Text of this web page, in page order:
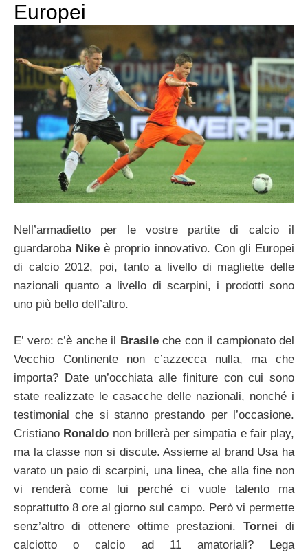
Europei
Nell’armadietto per le vostre partite di calcio il
guardaroba Nike è proprio innovativo. Con gli Europei
di calcio 2012, poi, tanto a livello di magliette delle
nazionali quanto a livello di scarpini, i prodotti sono
uno più bello dell’altro.
E’ vero: c’è anche il Brasileche con il campionato del
Vecchio Continente non c’azzecca nulla, ma che
importa? Date un’occhiata alle finiture con cui sono
state realizzate le casacche delle nazionali, nonché i
testimonial che si stanno prestando per l’occasione.
Cristiano Ronaldo non brillerà per simpatia e fair play,
ma la classe non si discute. Assieme al brand Usa ha
varato un paio di scarpini, una linea, che alla fine non
vi renderà come lui perché ci vuole talento ma
soprattutto 8 ore al giorno sul campo. Però vi permette
senz’altro di ottenere ottime prestazioni.Tornei di
calciotto o calcio ad 11 amatoriali? Lega